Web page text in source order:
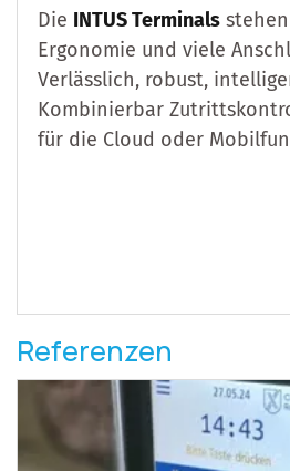
Die INTUS Terminals
Ergonomie und viele
Verlässlich, robust,
Kombinierbar
für die Cloud oder
Referenzen